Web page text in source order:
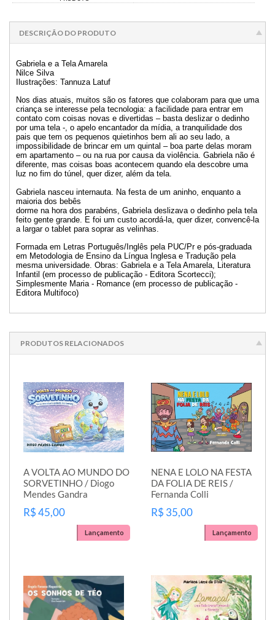
DESCRIÇÃO DO PRODUTO
Gabriela e a Tela Amarela
Nilce Silva
Ilustrações: Tannuza Latuf
Nos dias atuais, muitos são os fatores que colaboram para que uma
criança se interesse pela tecnologia: a facilidade para entrar em
contato com coisas novas e divertidas – basta deslizar o dedinho
por uma tela -, o apelo encantador da mídia, a tranquilidade dos
pais que tem os pequenos quietinhos bem ali ao seu lado, a
impossibilidade de brincar em um quintal – boa parte delas moram
em apartamento – ou na rua por causa da violência. Gabriela não é
diferente, mas coisas boas acontecem quando ela descobre uma
luz no fim do túnel, quer dizer, além da tela.
Gabriela nasceu internauta. Na festa de um aninho, enquanto a
maioria dos bebês
dorme na hora dos parabéns, Gabriela deslizava o dedinho pela tela
feito gente grande. E foi um custo acordá-la, quer dizer, convencê-la
a largar o tablet para soprar as velinhas.
Formada em Letras Português/Inglês pela PUC/Pr e pós-graduada
em Metodologia de Ensino da Língua Inglesa e Tradução pela
mesma universidade. Obras: Gabriela e a Tela Amarela, Literatura
Infantil (em processo de publicação - Editora Scortecci);
Simplesmente Maria - Romance (em processo de publicação -
Editora Multifoco)
PRODUTOS RELACIONADOS
A VOLTA AO MUNDO DO
SORVETINHO / Diogo
Mendes Gandra
R$ 45,00
Lançamento
NENA E LOLO NA FESTA
DA FOLIA DE REIS /
Fernanda Colli
R$ 35,00
Lançamento